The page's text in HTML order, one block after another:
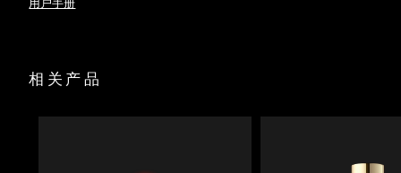
623 个光点精准分布，确保光线均匀覆盖。
预先准备并进行打底，优化LED光疗效果，同时支持肌肤屏
障。
FAQ™ Red Light Peptide Serum
收纳袋
相关产品